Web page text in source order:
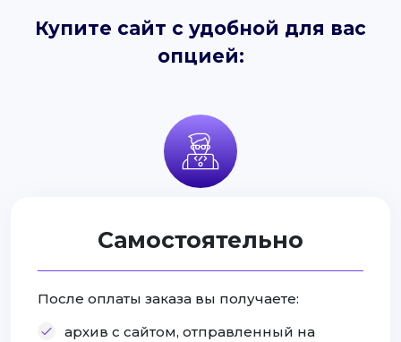
Купите сайт с удобной для вас
опцией:
Самостоятельно
После оплаты заказа вы получаете:
архив с сайтом, отправленный на